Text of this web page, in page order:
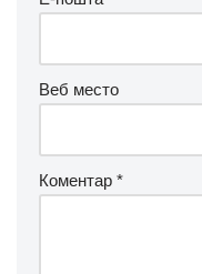
Веб место
Коментар *